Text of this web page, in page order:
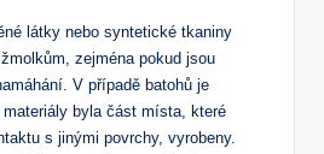
látky nebo syntetické tkaniny
zejména ​pokud jsou
V případě batohů je
byla ⁣část místa, které
s jinými povrchy, vyrobeny.